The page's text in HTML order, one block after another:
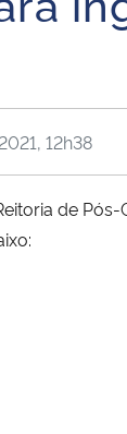
12h38
de Pós-